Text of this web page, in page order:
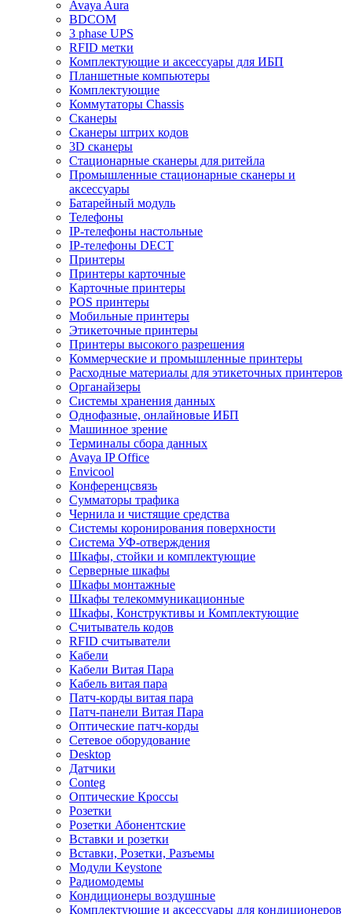
Avaya Aura
BDCOM
3 phase UPS
RFID метки
Комплектующие и аксессуары для ИБП
Планшетные компьютеры
Комплектующие
Коммутаторы Chassis
Сканеры
Сканеры штрих кодов
3D сканеры
Стационарные сканеры для ритейла
Промышленные стационарные сканеры и
аксессуары
Батарейный модуль
Телефоны
IP-телефоны настольные
IP-телефоны DECT
Принтеры
Принтеры карточные
Карточные принтеры
POS принтеры
Мобильные принтеры
Этикеточные принтеры
Принтеры высокого разрешения
Коммерческие и промышленные принтеры
Расходные материалы для этикеточных принтеров
Органайзеры
Системы хранения данных
Однофазные, онлайновые ИБП
Машинное зрение
Терминалы сбора данных
Avaya IP Office
Envicool
Конференцсвязь
Сумматоры трафика
Чернила и чистящие средства
Системы коронирования поверхности
Cистема УФ-отверждения
Шкафы, стойки и комплектующие
Серверные шкафы
Шкафы монтажные
Шкафы телекоммуникационные
Шкафы, Конструктивы и Комплектующие
Считыватель кодов
RFID считыватели
Кабели
Кабели Витая Пара
Кабель витая пара
Патч-корды витая пара
Патч-панели Витая Пара
Оптические патч-корды
Сетевое оборудование
Desktop
Датчики
Conteg
Оптические Кроссы
Розетки
Розетки Абонентские
Вставки и розетки
Вставки, Розетки, Разъемы
Модули Keystone
Радиомодемы
Кондиционеры воздушные
Комплектующие и аксессуары для кондиционеров